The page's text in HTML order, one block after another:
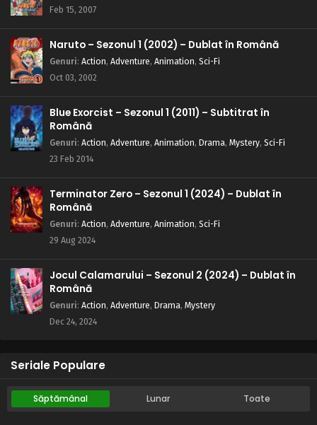
Feb 15, 2007
Naruto – Sezonul 1 (2002) – Dublat în Română
Genuri: Action, Adventure, Animation, Sci-Fi
Oct 03, 2002
Blue Exorcist – Sezonul 1 (2011) – Subtitrat în
Română
Genuri: Action, Adventure, Animation, Drama, Mystery, Sci-Fi
23 Feb 2014
Terminator Zero – Sezonul 1 (2024) – Dublat în
Română
Genuri: Action, Adventure, Animation, Sci-Fi
29 Aug 2024
Jocul Calamarului – Sezonul 2 (2024) – Dublat în
Română
Genuri: Action, Adventure, Drama, Mystery
Dec 24, 2024
Seriale Populare
Săptămânal Lunar Toate